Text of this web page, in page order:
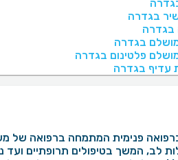
בגדרה
בגדרה
מושלם בגדרה
פלטינום בגדרה
עדיף בגדרה
פנימית המתמחה ברפואה של